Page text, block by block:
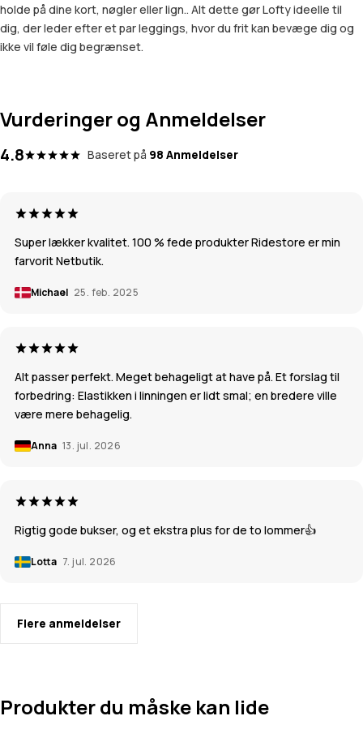
holde på dine kort, nøgler eller lign.. Alt dette gør Lofty ideelle til
dig, der leder efter et par leggings, hvor du frit kan bevæge dig og
ikke vil føle dig begrænset.
Vurderinger og Anmeldelser
4.8 Baseret på 98 Anmeldelser
Super lækker kvalitet. 100 % fede produkter Ridestore er min
farvorit Netbutik.
Michael 25. feb. 2025
Alt passer perfekt. Meget behageligt at have på. Et forslag til
forbedring: Elastikken i linningen er lidt smal; en bredere ville
være mere behagelig.
Anna 13. jul. 2026
Rigtig gode bukser, og et ekstra plus for de to lommer👍
Lotta 7. jul. 2026
Flere anmeldelser
Produkter du måske kan lide